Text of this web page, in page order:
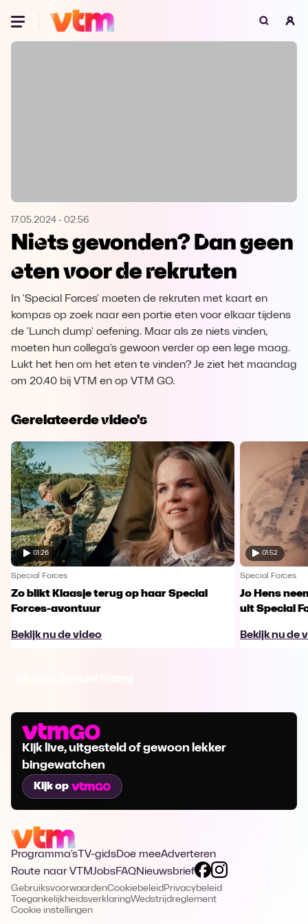
Oeps, browser niet ondersteund
Microsoft Edge Download
Opera Download
17.05.2024 - 02:56
Niets gevonden? Dan geen
eten voor de rekruten
In 'Special Forces' moeten de rekruten met kaart en
kompas op zoek naar een portie eten voor elkaar tijdens
de 'Lunch dump' oefening. Maar als ze niets vinden,
moeten hun collega's gewoon verder op een lege maag.
Lukt het hen om het eten te vinden? Je ziet het maandag
om 20.40 bij VTM en op VTM GO.
Gerelateerde video's
01:26
Special Forces
Zo blikt Klaasje terug op haar Special
Forces-avontuur
Bekijk nu de video
01:52
Special Forces
Jo Hens
uit Special
Bekijk nu de
Kijk live, uitgesteld of gewoon lekker
bingewatchen
Kijk op
Programma's TV-gidsDoe meeAdverteren
Route naar VTMJobsFAQNieuwsbrief
GebruiksvoorwaardenCookiebeleid Privacybeleid
ToegankelijkheidsverklaringWedstrijdreglement
Cookie instellingen